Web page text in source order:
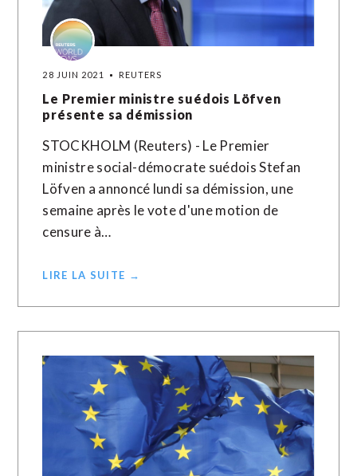
28 JUIN 2021 REUTERS
Le Premier ministre suédois Löfven
présente sa démission
STOCKHOLM (Reuters) - Le Premier
ministre social-démocrate suédois Stefan
Löfven a annoncé lundi sa démission, une
semaine après le vote d'une motion de
censure à…
LIRE LA SUITE →